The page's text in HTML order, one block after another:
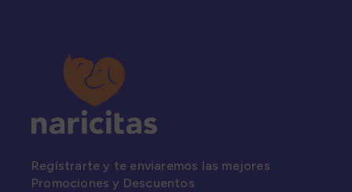
Regístrarte y te enviaremos las mejores
Promociones y Descuentos